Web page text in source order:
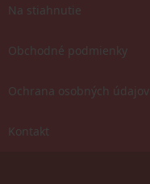
Na stiahnutie
Obchodné podmienky
Ochrana osobných údajov
Kontakt